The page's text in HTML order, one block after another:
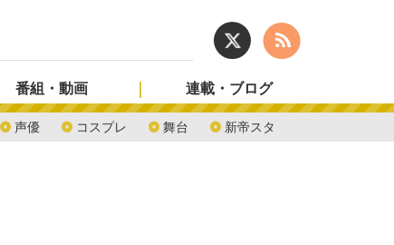
声優 コスプレ 舞台 新帝スタ
番組・動画 連載・ブログ